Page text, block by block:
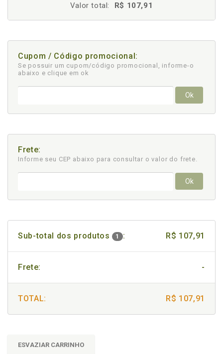
Valor total: R$ 107,91
Cupom / Código promocional:
Se possuir um cupom/código promocional, informe-o
abaixo e clique em ok
Ok
Frete:
Informe seu CEP abaixo para consultar o valor do frete.
Ok
Sub-total dos produtos 1 : R$ 107,91
Frete: -
TOTAL: R$ 107,91
ESVAZIAR CARRINHO